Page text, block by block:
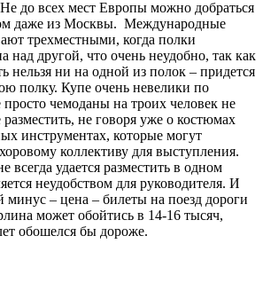
до всех мест Европы можно добраться
даже из Москвы. Международные
трехместными, когда полки
над другой, что очень неудобно, так как
нельзя ни на одной из полок – придется
полку. Купе очень невелики по
просто чемоданы на троих человек не
разместить, не говоря уже о костюмах
инструментах, которые могут
коллективу для выступления.
всегда удается разместить в одном
неудобством для руководителя. И
– цена – билеты на поезд дороги
может обойтись в 14-16 тысяч,
обошелся бы дороже.